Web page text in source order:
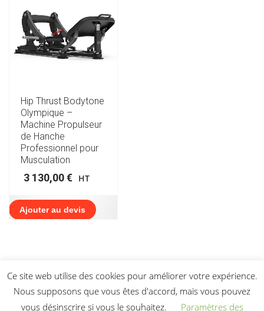
Hip Thrust Bodytone
Olympique –
Machine Propulseur
de Hanche
Professionnel pour
Musculation
3 130,00€ HT
Ajouter au devis
Ce site web utilise des cookies pour améliorer votre expérience.
Nous supposons que vous êtes d'accord, mais vous pouvez
vous désinscrire si vous le souhaitez.
Paramètres des